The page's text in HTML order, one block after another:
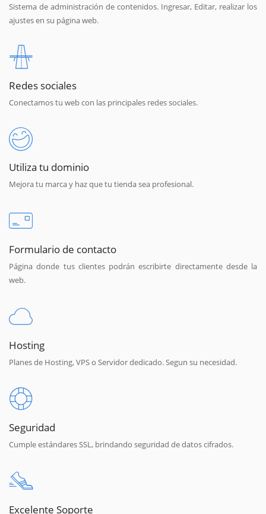
Sistema de administración de contenidos. Ingresar, Editar, realizar los
ajustes en su página web.
Redes sociales
Conectamos tu web con las principales redes sociales.
Utiliza tu dominio
Mejora tu marca y haz que tu tienda sea profesional.
Formulario de contacto
Página donde tus clientes podrán escribirte directamente desde la
web.
Hosting
Planes de Hosting, VPS o Servidor dedicado. Segun su necesidad.
Seguridad
Cumple estándares SSL, brindando seguridad de datos cifrados.
Excelente Soporte